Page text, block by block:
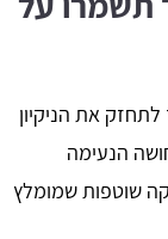
לתחזק את הניקיון
הנעימה
שוטפות שמומלץ